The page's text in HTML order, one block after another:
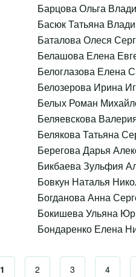
Барцова Ольга
Басюк Татьяна
Баталова Олеся
Белашова Елена
Белоглазова Елена
Белозерова Ирина
Белых Роман
Беляевскова
Белякова Татьяна
Берегова Дарья
Бикбаева Зульфия
Бовкун Наталья
Богданова Анна
Бокишева Ульяна
Бондаренко Елена
Текущая страница
1 Страница
2 Страница
3 4